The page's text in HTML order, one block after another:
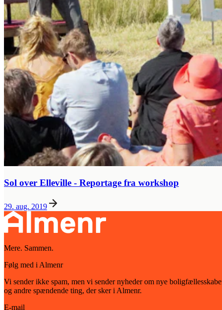
Sol over Elleville - Reportage fra workshop
29. aug. 2019
Mere. Sammen.
Følg med i Almenr
Vi sender ikke spam, men vi sender nyheder om nye
og andre spændende ting, der sker i Almenr.
E-mail